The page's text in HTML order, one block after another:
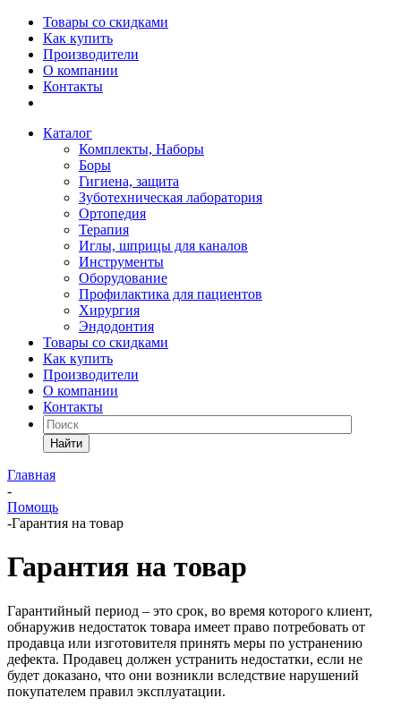
Товары со скидками
Как купить
Производители
О компании
Контакты
Каталог
Комплекты, Наборы
Боры
Гигиена, защита
Зуботехническая лаборатория
Ортопедия
Терапия
Иглы, шприцы для каналов
Инструменты
Оборудование
Профилактика для пациентов
Хирургия
Эндодонтия
Товары со скидками
Как купить
Производители
О компании
Контакты
Найти
Главная
-
Помощь
-Гарантия на товар
Гарантия на товар
Гарантийный период – это срок, во время которого клиент,
обнаружив недостаток товара имеет право потребовать от
продавца или изготовителя принять меры по устранению
дефекта. Продавец должен устранить недостатки, если не
будет доказано, что они возникли вследствие нарушений
покупателем правил эксплуатации.